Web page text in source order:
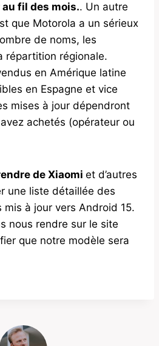
fil des mois.. Un autre
que Motorola a un sérieux
de noms, les
répartition régionale.
en Amérique latine
en Espagne et vice
mises à jour dépendront
achetés (opérateur ou
de Xiaomi et d’autres
une liste détaillée des
à jour vers Android 15.
nous rendre sur le site
que notre modèle sera